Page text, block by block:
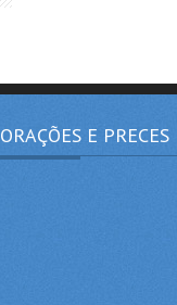
ORAÇÕES E PRECES